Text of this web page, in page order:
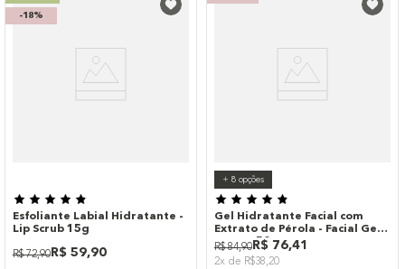
-18%
Esfoliante Labial Hidratante -
Lip Scrub 15g
R$ 72,90R$ 59,90
+ 8opções
Gel Hidratante Facial com
Extrato de Pérola - Facial Gel
Cream 50g
R$ 84,90R$ 76,41
2x de R$38,20